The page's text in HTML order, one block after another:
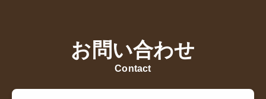
お問い合わせ
Contact